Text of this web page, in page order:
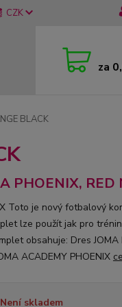
CZK
za
BLACK
PHOENIX, RED
Toto je nový fotbalový
lze použít jak pro
obsahuje: Dres JOMA
ACADEMY PHOENIX
Není skladem